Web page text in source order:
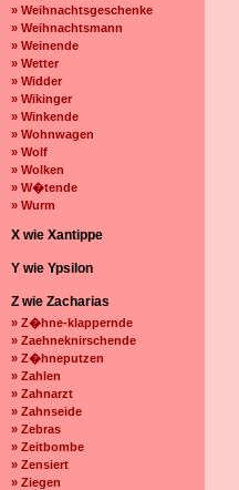
» Weihnachtsgeschenke
» Weihnachtsmann
» Weinende
» Wetter
» Widder
» Wikinger
» Winkende
» Wohnwagen
» Wolf
» Wolken
» W�tende
» Wurm
X wie Xantippe
Y wie Ypsilon
Z wie Zacharias
» Z�hne-klappernde
» Zaehneknirschende
» Z�hneputzen
» Zahlen
» Zahnarzt
» Zahnseide
» Zebras
» Zeitbombe
» Zensiert
» Ziegen